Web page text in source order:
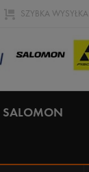
SZYBKA WYSYŁKA
SALOMON